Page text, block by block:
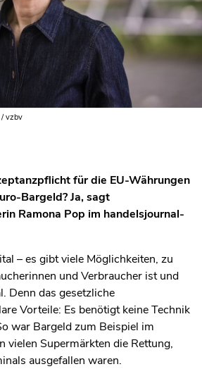
vzbv
für die EU-Währungen
Bargeld? Ja, sagt
Ramona Pop im handelsjournal-
– es gibt viele Möglichkeiten, zu
und Verbraucher ist und
Denn das gesetzliche
Vorteile: Es benötigt keine Technik
war Bargeld zum Beispiel im
vielen Supermärkten die Rettung,
ausgefallen waren.